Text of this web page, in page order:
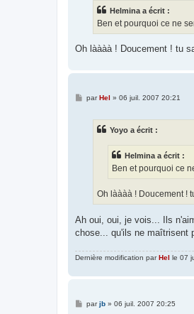
Helmina a écrit :
Ben et pourquoi ce ne
Oh làààà ! Doucement ! tu
Mpar Hel » 06 juil. 2007 20:21
Yoyo a écrit :
Helmina a écrit :
Ben et pourquoi ce
Oh làààà ! Doucement !
Ah oui, oui, je vois... Ils
chose... qu'ils ne maîtrisent
Dernière modification parHel le 07
Mparjb» 06 juil. 2007 20:25